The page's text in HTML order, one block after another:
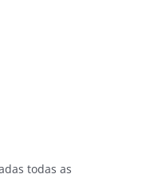
todas as